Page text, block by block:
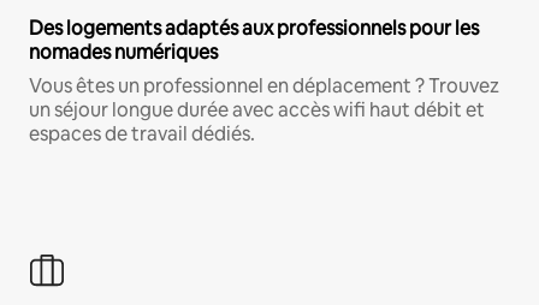
Des logements adaptés aux professionnels pour les
nomades numériques
Vous êtes un professionnel en déplacement ? Trouvez
un séjour longue durée avec accès wifi haut débit et
espaces de travail dédiés.